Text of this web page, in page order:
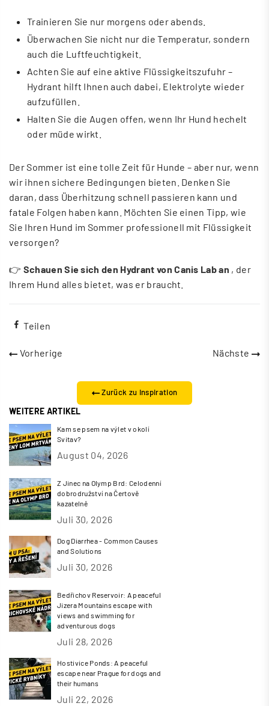
Trainieren Sie nur morgens oder abends.
Überwachen Sie nicht nur die Temperatur, sondern
auch die Luftfeuchtigkeit.
Achten Sie auf eine aktive Flüssigkeitszufuhr –
Hydrant hilft Ihnen auch dabei, Elektrolyte wieder
aufzufüllen.
Halten Sie die Augen offen, wenn Ihr Hund hechelt
oder müde wirkt.
Der Sommer ist eine tolle Zeit für Hunde – aber nur, wenn
wir ihnen sichere Bedingungen bieten. Denken Sie
daran, dass Überhitzung schnell passieren kann und
fatale Folgen haben kann. Möchten Sie einen Tipp, wie
Sie Ihren Hund im Sommer professionell mit Flüssigkeit
versorgen?
👉 Schauen Sie sich den Hydrant von Canis Lab an , der
Ihrem Hund alles bietet, was er braucht.
Teilen
Vorherige Nächste
Zurück zu Inspiration
WEITERE ARTIKEL
Kam se psem na výlet v okolí
Svitav?
August 04, 2026
Z Jinec na Olymp Brd: Celodenní
dobrodružství na Čertově
kazatelně
Juli 30, 2026
Dog Diarrhea - Common Causes
and Solutions
Juli 30, 2026
Bedřichov Reservoir: A peaceful
Jizera Mountains escape with
views and swimming for
adventurous dogs
Juli 28, 2026
Hostivice Ponds: A peaceful
escape near Prague for dogs and
their humans
Juli 22, 2026